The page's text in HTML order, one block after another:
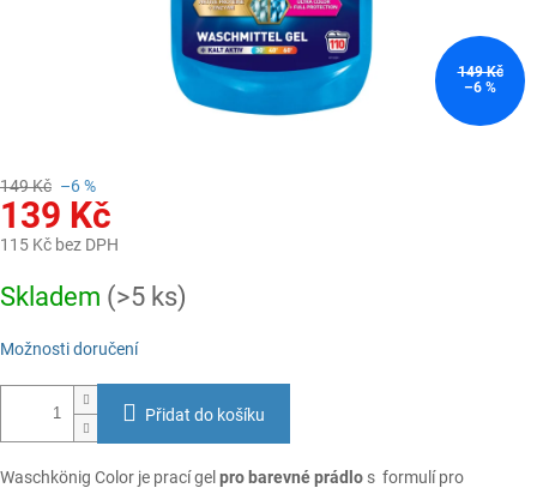
149 Kč
–6 %
149 Kč –6 %
139 Kč
115 Kč bez DPH
cena:
Skladem (>5 ks)
Možnosti doručení
Přidat do košíku
Waschkönig Color je prací gel pro barevné prádlo s formulí pro